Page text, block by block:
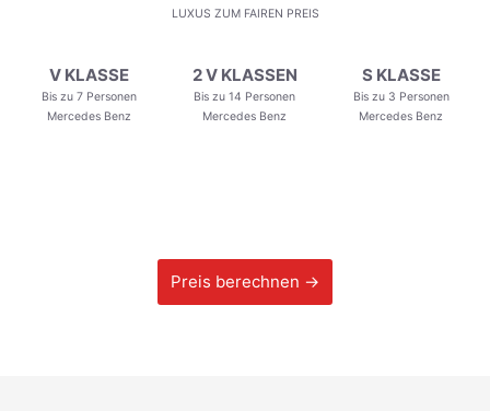
LUXUS ZUM FAIREN PREIS
V KLASSE
Bis zu 7 Personen
Mercedes Benz
2 V KLASSEN
Bis zu 14 Personen
Mercedes Benz
S KLASSE
Bis zu 3 Personen
Mercedes Benz
Preis berechnen →